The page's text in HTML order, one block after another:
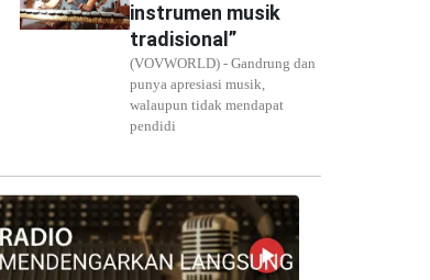
instrumen musik
tradisional”
(VOVWORLD) - Gandrung dan
punya apresiasi musik,
walaupun tidak mendapat
pendidi